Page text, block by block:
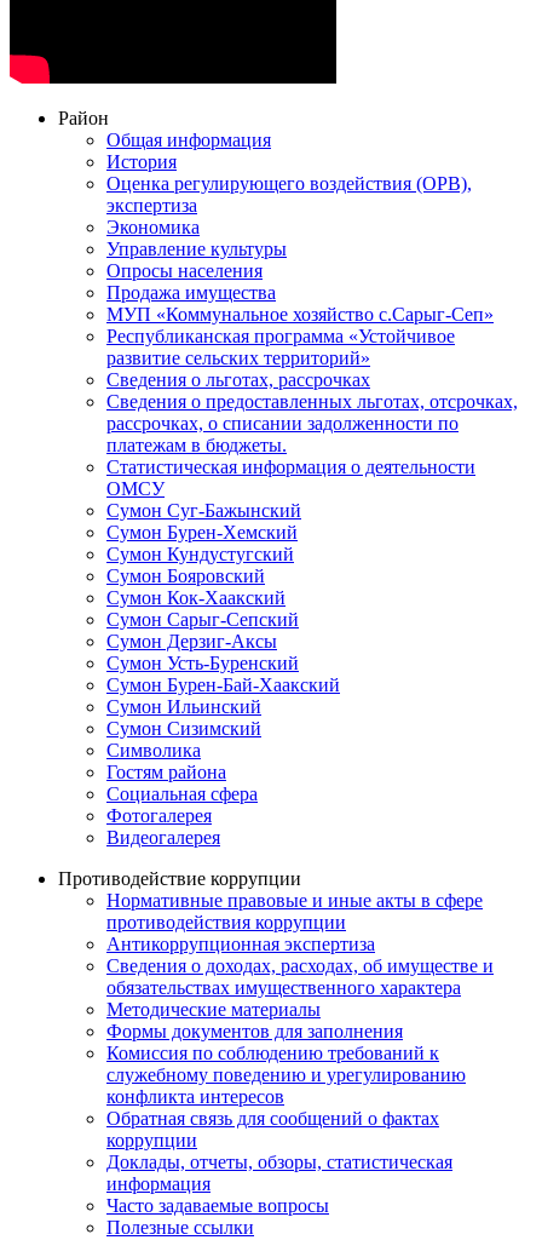
Район
Общая информация
История
Оценка регулирующего воздействия (ОРВ),
экспертиза
Экономика
Управление культуры
Опросы населения
Продажа имущества
МУП «Коммунальное хозяйство с.Сарыг-Сеп»
Республиканская программа «Устойчивое
развитие сельских территорий»
Сведения о льготах, рассрочках
Сведения о предоставленных льготах, отсрочках,
рассрочках, о списании задолженности по
платежам в бюджеты.
Статистическая информация о деятельности
ОМСУ
Сумон Суг-Бажынский
Сумон Бурен-Хемский
Сумон Кундустугский
Сумон Бояровский
Сумон Кок-Хаакский
Сумон Сарыг-Сепский
Сумон Дерзиг-Аксы
Сумон Усть-Буренский
Сумон Бурен-Бай-Хаакский
Сумон Ильинский
Сумон Сизимский
Символика
Гостям района
Социальная сфера
Фотогалерея
Видеогалерея
Противодействие коррупции
Нормативные правовые и иные акты в сфере
противодействия коррупции
Антикоррупционная экспертиза
Сведения о доходах, расходах, об имуществе и
обязательствах имущественного характера
Методические материалы
Формы документов для заполнения
Комиссия по соблюдению требований к
служебному поведению и урегулированию
конфликта интересов
Обратная связь для сообщений о фактах
коррупции
Доклады, отчеты, обзоры, статистическая
информация
Часто задаваемые вопросы
Полезные ссылки